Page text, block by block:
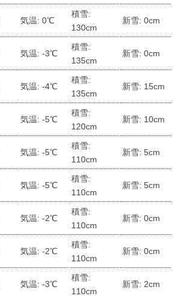
気温: 0℃
積雪:
130cm
新雪: 0cm
気温: -3℃
積雪:
135cm
新雪: 0cm
気温: -4℃
積雪:
135cm
新雪: 15cm
気温: -5℃
積雪:
120cm
新雪: 10cm
気温: -5℃
積雪:
110cm
新雪: 5cm
気温: -5℃
積雪:
110cm
新雪: 5cm
気温: -2℃
積雪:
110cm
新雪: 0cm
気温: -2℃
積雪:
110cm
新雪: 0cm
気温: -3℃
積雪:
110cm
新雪: 2cm